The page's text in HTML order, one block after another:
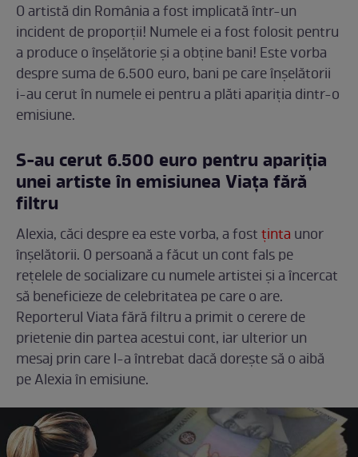
O artistă din România a fost implicată într-un
incident de proporții! Numele ei a fost folosit pentru
a produce o înșelătorie și a obține bani! Este vorba
despre suma de 6.500 euro, bani pe care înșelătorii
i-au cerut în numele ei pentru a plăti apariția dintr-o
emisiune.
S-au cerut 6.500 euro pentru apariția
unei artiste în emisiunea Viața fără
filtru
Alexia, căci despre ea este vorba, a fostținta unor
înșelătorii. O persoană a făcut un cont fals pe
rețelele de socializare cu numele artistei și a încercat
să beneficieze de celebritatea pe care o are.
Reporterul Viata fără filtru a primit o cerere de
prietenie din partea acestui cont, iar ulterior un
mesaj prin care l-a întrebat dacă dorește să o aibă
pe Alexia în emisiune.